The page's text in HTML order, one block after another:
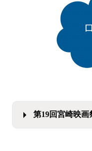
第19回宮崎映画